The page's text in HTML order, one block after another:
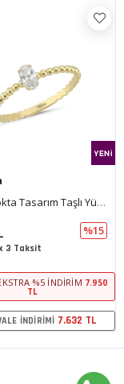
Baget Nokta Tasarım Taşlı Yüzük
%15
3 Taksit
%5 İNDIRIM7.950
TL
İNDIRIMI7.632 TL